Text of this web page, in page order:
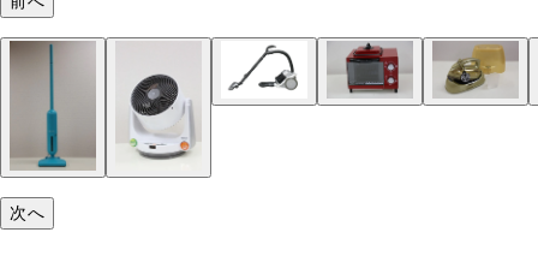
ドン・キホーテ情熱価格ふとんヘッド付コンパク
クロン式クリーナー 通常の掃除機ヘッドに加え
コイズミＫＯＳ－０７０２ トースト１枚と目玉
同時に作れる、忙しい朝の最強パートナー。コン
シュアー男前アイロンＳＩ－３００ＬＭ ハイパ
スチームの立ち上がりが速い＆コードレス。そし
ＹＡＭＡＺＥＮオーブントースターＮＹＴ－８６
パンを同時に２枚焼ける上、ハイパワーで時間も
次へ